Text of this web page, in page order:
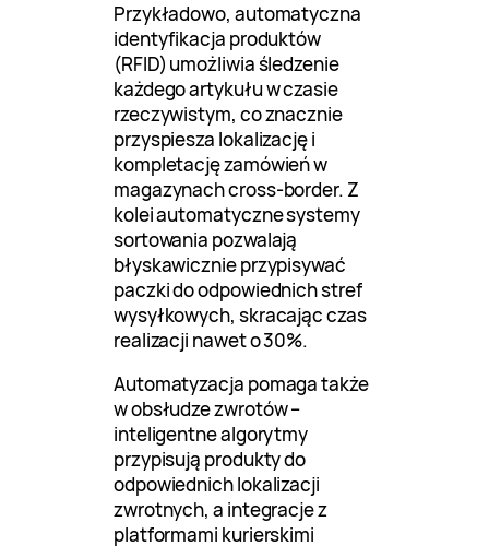
Przykładowo, automatyczna
identyfikacja produktów
(RFID) umożliwia śledzenie
każdego artykułu w czasie
rzeczywistym, co znacznie
przyspiesza lokalizację i
kompletację zamówień w
magazynach cross-border. Z
kolei automatyczne systemy
sortowania pozwalają
błyskawicznie przypisywać
paczki do odpowiednich stref
wysyłkowych, skracając czas
realizacji nawet o 30%.
Automatyzacja pomaga także
w obsłudze zwrotów –
inteligentne algorytmy
przypisują produkty do
odpowiednich lokalizacji
zwrotnych, a integracje z
platformami kurierskimi